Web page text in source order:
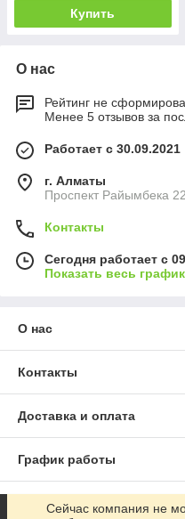
Купить
О нас
Рейтинг не
Менее 5 отзывов за
Работает с 30.09.2021
г. Алматы
Проспект Райымбека
Контакты
Сегодня работает с
Показать весь
О нас
Контакты
Доставка и оплата
График работы
Полная версия сайта
Сейчас компания не